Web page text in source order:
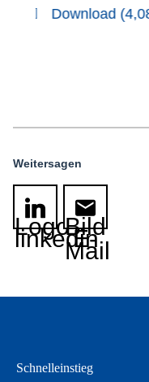
Weitersagen
Logo
linkedin
Bild
E-
Mail
Schnelleinstieg